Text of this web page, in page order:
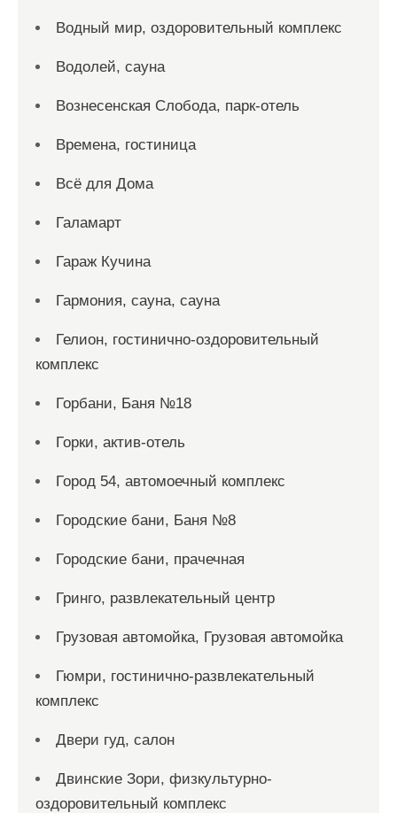
Водный мир, оздоровительный комплекс
Водолей, сауна
Вознесенская Слобода, парк-отель
Времена, гостиница
Всё для Дома
Галамарт
Гараж Кучина
Гармония, сауна, сауна
Гелион, гостинично-оздоровительный
комплекс
Горбани, Баня №18
Горки, актив-отель
Город 54, автомоечный комплекс
Городские бани, Баня №8
Городские бани, прачечная
Гринго, развлекательный центр
Грузовая автомойка, Грузовая автомойка
Гюмри, гостинично-развлекательный
комплекс
Двери гуд, салон
Двинские Зори, физкультурно-
оздоровительный комплекс